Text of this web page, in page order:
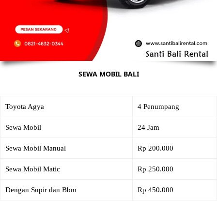
SEWA MOBIL BALI
Toyota Agya 4 Penumpang
Sewa Mobil 24 Jam
Sewa Mobil Manual Rp 200.000
Sewa Mobil Matic Rp 250.000
Dengan Supir dan Bbm Rp 450.000